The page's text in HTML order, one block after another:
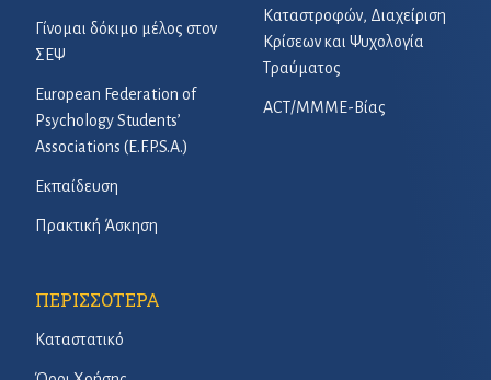
Γίνομαι δόκιμο μέλος στον
ΣΕΨ
European Federation of
Psychology Students’
Associations (E.F.P.S.A.)
Εκπαίδευση
Πρακτική Άσκηση
Καταστροφών, Διαχείριση
Κρίσεων και Ψυχολογία
Τραύματος
ACT/ΜΜΜΕ-Βίας
ΠΕΡΙΣΣΟΤΕΡΑ
Καταστατικό